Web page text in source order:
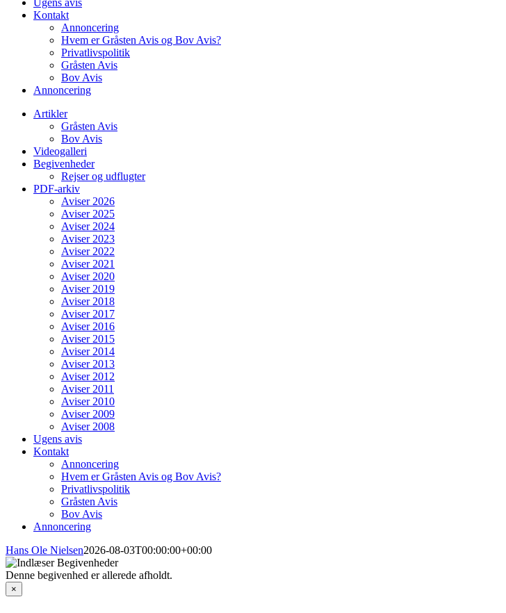
Ugens avis
Kontakt
Annoncering
Hvem er Gråsten Avis og Bov Avis?
Privatlivspolitik
Gråsten Avis
Bov Avis
Annoncering
Artikler
Gråsten Avis
Bov Avis
Videogalleri
Begivenheder
Rejser og udflugter
PDF-arkiv
Aviser 2026
Aviser 2025
Aviser 2024
Aviser 2023
Aviser 2022
Aviser 2021
Aviser 2020
Aviser 2019
Aviser 2018
Aviser 2017
Aviser 2016
Aviser 2015
Aviser 2014
Aviser 2013
Aviser 2012
Aviser 2011
Aviser 2010
Aviser 2009
Aviser 2008
Ugens avis
Kontakt
Annoncering
Hvem er Gråsten Avis og Bov Avis?
Privatlivspolitik
Gråsten Avis
Bov Avis
Annoncering
Hans Ole Nielsen2026-08-03T00:00:00+00:00
Denne begivenhed er allerede afholdt.
×